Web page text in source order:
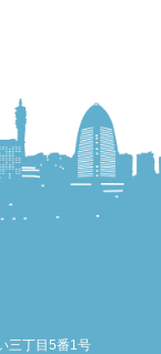
三丁目5番1号